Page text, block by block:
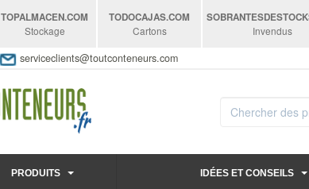
TOPALMACEN.COM
Stockage
TODOCAJAS.COM
Cartons
Invendus
serviceclients@toutconteneurs.com
PRODUITS IDÉES ET CONSEILS